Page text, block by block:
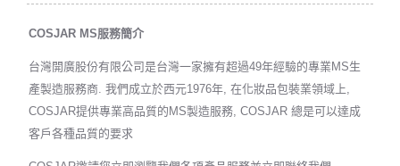
COSJAR MS服務簡介
台灣開廣股份有限公司是台灣一家擁有超過49年經驗的專業MS生
產製造服務商. 我們成立於西元1976年, 在化妝品包裝業領域上,
COSJAR提供專業高品質的MS製造服務, COSJAR 總是可以達成
客戶各種品質的要求